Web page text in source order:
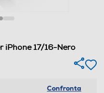
iPhone 17/16-Nero
Confronta